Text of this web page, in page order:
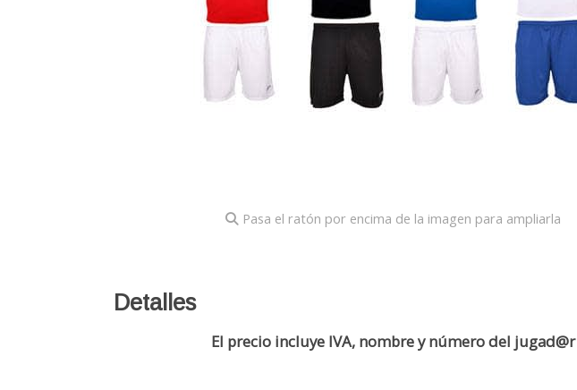
Pasa el ratón por encima de la imagen para ampliarla
Detalles
El precio incluye IVA, nombre y número del jugad@r